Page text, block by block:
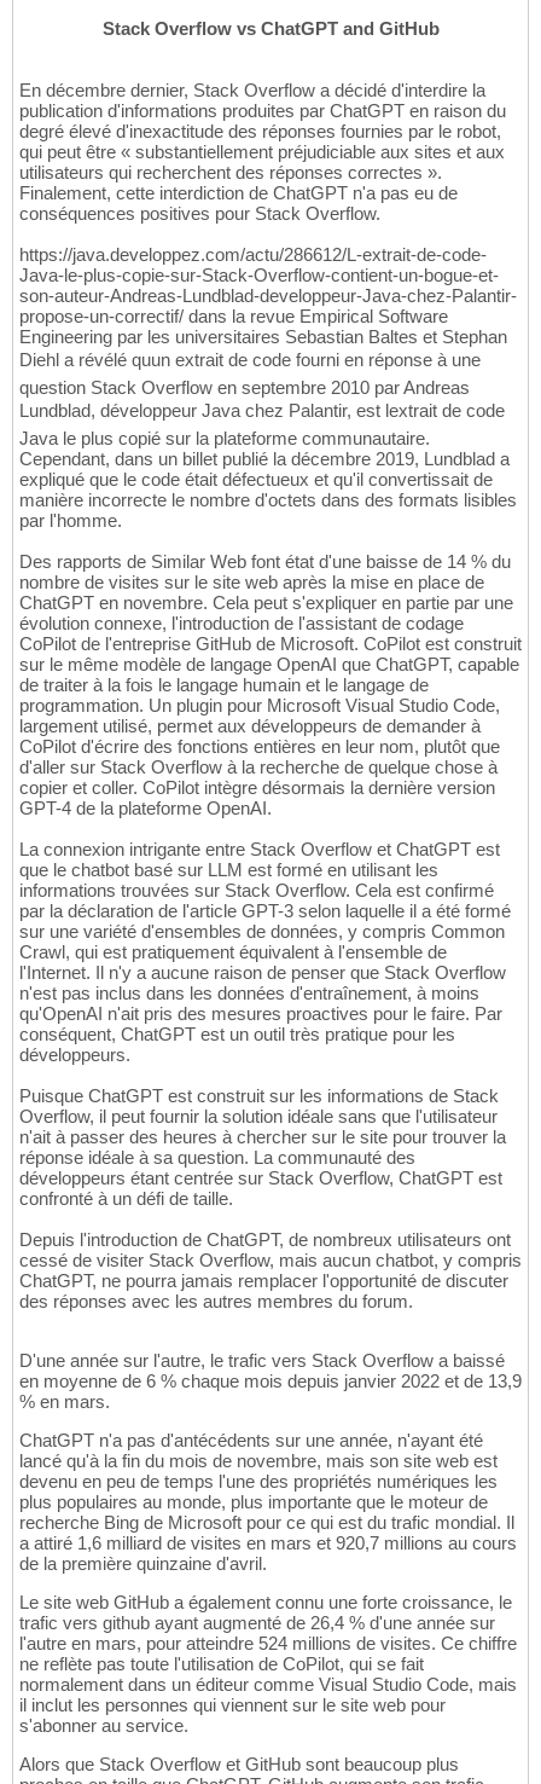
Stack Overflow vs ChatGPT and GitHub
En décembre dernier, Stack Overflow a décidé d'interdire la
publication d'informations produites par ChatGPT en raison du
degré élevé d'inexactitude des réponses fournies par le robot,
qui peut être « substantiellement préjudiciable aux sites et aux
utilisateurs qui recherchent des réponses correctes ».
Finalement, cette interdiction de ChatGPT n'a pas eu de
conséquences positives pour Stack Overflow.
https://java.developpez.com/actu/286612/L-extrait-de-code-
Java-le-plus-copie-sur-Stack-Overflow-contient-un-bogue-et-
son-auteur-Andreas-Lundblad-developpeur-Java-chez-Palantir-
propose-un-correctif/ dans la revue Empirical Software
Engineering par les universitaires Sebastian Baltes et Stephan
Diehl a révélé quun extrait de code fourni en réponse à une
question Stack Overflow en septembre 2010 par Andreas
Lundblad, développeur Java chez Palantir, est lextrait de code
Java le plus copié sur la plateforme communautaire.
Cependant, dans un billet publié la décembre 2019, Lundblad a
expliqué que le code était défectueux et qu'il convertissait de
manière incorrecte le nombre d'octets dans des formats lisibles
par l'homme.
Des rapports de Similar Web font état d'une baisse de 14 % du
nombre de visites sur le site web après la mise en place de
ChatGPT en novembre. Cela peut s'expliquer en partie par une
évolution connexe, l'introduction de l'assistant de codage
CoPilot de l'entreprise GitHub de Microsoft. CoPilot est construit
sur le même modèle de langage OpenAI que ChatGPT, capable
de traiter à la fois le langage humain et le langage de
programmation. Un plugin pour Microsoft Visual Studio Code,
largement utilisé, permet aux développeurs de demander à
CoPilot d'écrire des fonctions entières en leur nom, plutôt que
d'aller sur Stack Overflow à la recherche de quelque chose à
copier et coller. CoPilot intègre désormais la dernière version
GPT-4 de la plateforme OpenAI.
La connexion intrigante entre Stack Overflow et ChatGPT est
que le chatbot basé sur LLM est formé en utilisant les
informations trouvées sur Stack Overflow. Cela est confirmé
par la déclaration de l'article GPT-3 selon laquelle il a été formé
sur une variété d'ensembles de données, y compris Common
Crawl, qui est pratiquement équivalent à l'ensemble de
l'Internet. Il n'y a aucune raison de penser que Stack Overflow
n'est pas inclus dans les données d'entraînement, à moins
qu'OpenAI n'ait pris des mesures proactives pour le faire. Par
conséquent, ChatGPT est un outil très pratique pour les
développeurs.
Puisque ChatGPT est construit sur les informations de Stack
Overflow, il peut fournir la solution idéale sans que l'utilisateur
n'ait à passer des heures à chercher sur le site pour trouver la
réponse idéale à sa question. La communauté des
développeurs étant centrée sur Stack Overflow, ChatGPT est
confronté à un défi de taille.
Depuis l'introduction de ChatGPT, de nombreux utilisateurs ont
cessé de visiter Stack Overflow, mais aucun chatbot, y compris
ChatGPT, ne pourra jamais remplacer l'opportunité de discuter
des réponses avec les autres membres du forum.
D'une année sur l'autre, le trafic vers Stack Overflow a baissé
en moyenne de 6 % chaque mois depuis janvier 2022 et de 13,9
% en mars.
ChatGPT n'a pas d'antécédents sur une année, n'ayant été
lancé qu'à la fin du mois de novembre, mais son site web est
devenu en peu de temps l'une des propriétés numériques les
plus populaires au monde, plus importante que le moteur de
recherche Bing de Microsoft pour ce qui est du trafic mondial. Il
a attiré 1,6 milliard de visites en mars et 920,7 millions au cours
de la première quinzaine d'avril.
Le site web GitHub a également connu une forte croissance, le
trafic vers github ayant augmenté de 26,4 % d'une année sur
l'autre en mars, pour atteindre 524 millions de visites. Ce chiffre
ne reflète pas toute l'utilisation de CoPilot, qui se fait
normalement dans un éditeur comme Visual Studio Code, mais
il inclut les personnes qui viennent sur le site web pour
s'abonner au service.
Alors que Stack Overflow et GitHub sont beaucoup plus